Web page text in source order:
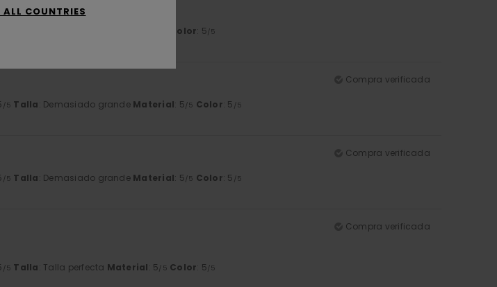
de ventas muy amable
Color: 5/5
Compra verificada
/5 Talla: Demasiado grande Material: 5/5 Color: 5 /5
Compra verificada
/5 Talla: Demasiado grande Material: 5/5 Color: 5 /5
Compra verificada
/5 Talla: Talla perfecta Material: 5/5 Color: 5/5
ALL COUNTRIES